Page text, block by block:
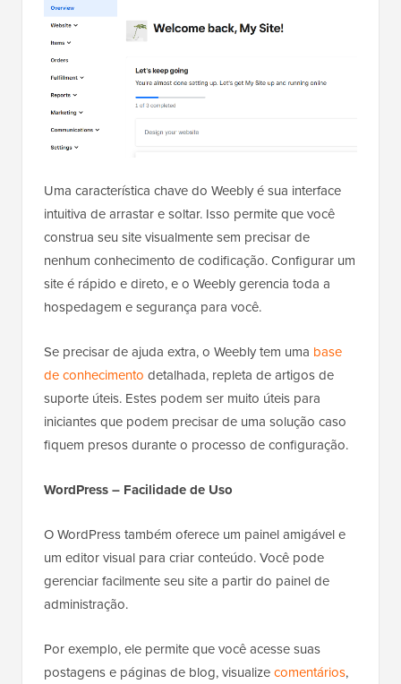
Uma característica chave do Weebly é sua interface
intuitiva de arrastar e soltar. Isso permite que você
construa seu site visualmente sem precisar de
nenhum conhecimento de codificação. Configurar um
site é rápido e direto, e o Weebly gerencia toda a
hospedagem e segurança para você.
Se precisar de ajuda extra, o Weebly tem uma base
de conhecimento detalhada, repleta de artigos de
suporte úteis. Estes podem ser muito úteis para
iniciantes que podem precisar de uma solução caso
fiquem presos durante o processo de configuração.
WordPress – Facilidade de Uso
O WordPress também oferece um painel amigável e
um editor visual para criar conteúdo. Você pode
gerenciar facilmente seu site a partir do painel de
administração.
Por exemplo, ele permite que você acesse suas
postagens e páginas de blog, visualizecomentários,